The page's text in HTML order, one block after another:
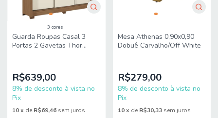
3 cores
Guarda Roupas Casal 3
Portas 2 Gavetas Thor
R$639,00
8% de desconto à vista no
Pix
10x de R$69,46 sem juros
Mesa Athenas 0,90x0,90
Dobuê Carvalho/Off White
R$279,00
8% de desconto à vista no
Pix
10 x de R$30,33 sem juros